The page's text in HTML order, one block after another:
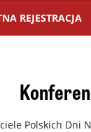
REJESTRACJA
Polskich Dni